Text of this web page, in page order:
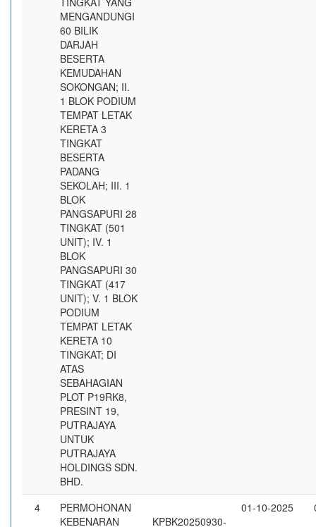
MENGANDUNGI
60 BILIK
DARJAH
BESERTA
KEMUDAHAN
SOKONGAN; II.
1 BLOK PODIUM
TEMPAT LETAK
KERETA 3
TINGKAT
BESERTA
PADANG
SEKOLAH; III. 1
BLOK
PANGSAPURI 28
TINGKAT (501
UNIT); IV. 1
BLOK
PANGSAPURI 30
TINGKAT (417
UNIT); V. 1 BLOK
PODIUM
TEMPAT LETAK
KERETA 10
TINGKAT; DI
ATAS
SEBAHAGIAN
PLOT P19RK8,
PRESINT 19,
PUTRAJAYA
UNTUK
PUTRAJAYA
HOLDINGS SDN.
BHD.
4
PERMOHONAN
KEBENARAN
KPBK20250930-
01-10-2025